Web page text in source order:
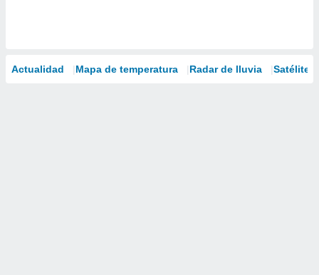
Actualidad Mapa de temperatura Radar de lluvia Satélites